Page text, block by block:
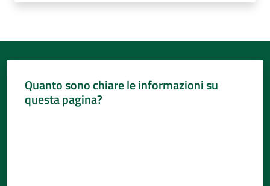
Quanto sono chiare le informazioni su
questa pagina?